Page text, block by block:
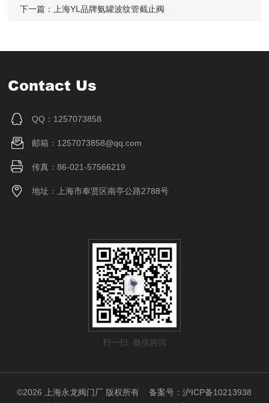
下一篇： 上海YL品牌氨罐波纹管截止阀
Contact Us
QQ：1257073858
邮箱：1257073858@qq.com
传真：86-021-57566219
地址：上海市奉贤区南亭公路2788号
扫一扫 微信咨询
©2026 上海永龙阀门厂 版权所有备案号：沪ICP备10213938